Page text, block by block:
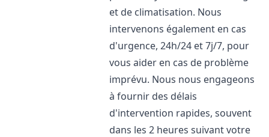
et de climatisation. Nous
intervenons également en cas
d'urgence, 24h/24 et 7j/7, pour
vous aider en cas de problème
imprévu. Nous nous engageons
à fournir des délais
d'intervention rapides, souvent
dans les 2 heures suivant votre